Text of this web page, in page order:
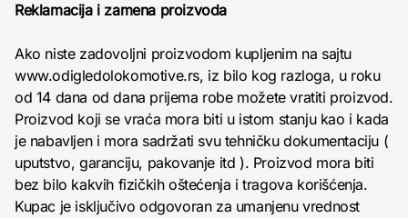
Reklamacija i zamena proizvoda
Ako niste zadovoljni proizvodom kupljenim na sajtu
www.odigledolokomotive.rs, iz bilo kog razloga, u roku
od 14 dana od dana prijema robe možete vratiti proizvod.
Proizvod koji se vraća mora biti u istom stanju kao i kada
je nabavljen i mora sadržati svu tehničku dokumentaciju (
uputstvo, garanciju, pakovanje itd ). Proizvod mora biti
bez bilo kakvih fizičkih oštećenja i tragova korišćenja.
Kupac je isključivo odgovoran za umanjenu vrednost